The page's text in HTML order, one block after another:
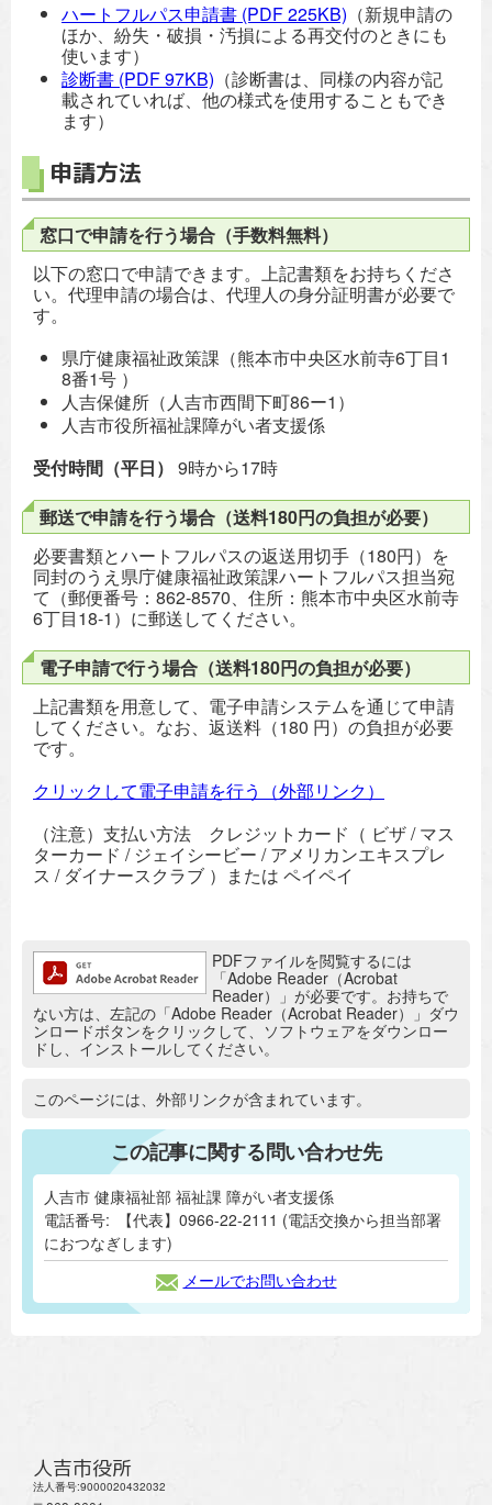
ハートフルパス申請書 (PDF 225KB) （新規申請の
ほか、紛失・破損・汚損による再交付のときにも
使います）
診断書 (PDF 97KB) （診断書は、同様の内容が記
載されていれば、他の様式を使用することもでき
ます）
申請方法
窓口で申請を行う場合（手数料無料）
以下の窓口で申請できます。上記書類をお持ちくださ
い。代理申請の場合は、代理人の身分証明書が必要で
す。
県庁健康福祉政策課（熊本市中央区水前寺6丁目1
8番1号 ）
人吉保健所（人吉市西間下町86ー1）
人吉市役所福祉課障がい者支援係
受付時間（平日） 9時から17時
郵送で申請を行う場合（送料180円の負担が必要）
必要書類とハートフルパスの返送用切手（180円）を
同封のうえ県庁健康福祉政策課ハートフルパス担当宛
て（郵便番号：862-8570、住所：熊本市中央区水前寺
6丁目18-1）に郵送してください。
電子申請で行う場合（送料180円の負担が必要）
上記書類を用意して、電子申請システムを通じて申請
してください。なお、返送料（180 円）の負担が必要
です。
クリックして電子申請を行う（外部リンク）
（注意）支払い方法 クレジットカード（ ビザ / マス
ターカード / ジェイシービー / アメリカンエキスプレ
ス / ダイナースクラブ ）または ペイペイ
追加情報：PDFファイルPDFファイルを閲覧するには
「Adobe Reader（Acrobat
Reader）」が必要です。お持ちで
ない方は、左記の「Adobe Reader（Acrobat Reader）」ダウ
ンロードボタンをクリックして、ソフトウェアをダウンロー
ドし、インストールしてください。
追加情報：外部リンク
このページには、外部リンクが含まれています。
この記事に関する問い合わせ先
人吉市 健康福祉部 福祉課 障がい者支援係
電話番号:
【代表】0966-22-2111 (電話交換から担当部署
におつなぎします)
メールでお問い合わせ
人吉市役所
法人番号:9000020432032